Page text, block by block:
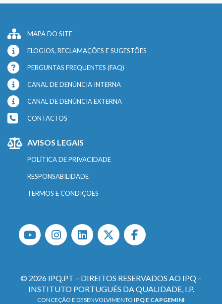
MAPA DO SITE
ELOGIOS, RECLAMAÇÕES E SUGESTÕES
PERGUNTAS FREQUENTES (FAQ)
CANAL DE DENÚNCIA INTERNA
CANAL DE DENÚNCIA EXTERNA
CONTACTOS
AVISOS LEGAIS
POLÍTICA DE PRIVACIDADE
RESPONSABILIDADE
TERMOS E CONDIÇÕES
© 2026 IPQ.PT – DIREITOS RESERVADOS AO IPQ –
INSTITUTO PORTUGUÊS DA QUALIDADE, I.P.
CONCEÇÃO E DESENVOLVIMENTO IPQE CAPGEMINI